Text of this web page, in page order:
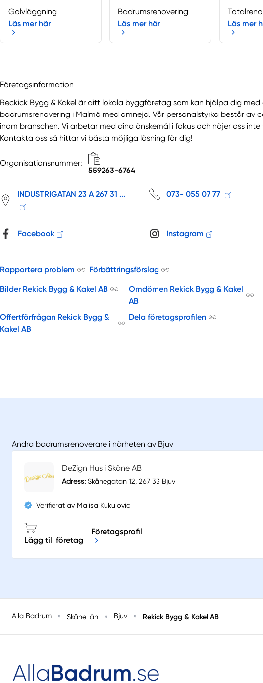
Golvläggning
Läs mer här
Badrumsrenovering
Läs mer här
Läs mer
Företagsinformation
Reckick Bygg & Kakel är ditt lokala byggföretag som kan hjälpa dig
badrumsrenovering i Malmö med omnejd. Vår personalstyrka består av
inom branschen. Vi arbetar med dina önskemål i fokus och nöjer oss
Kontakta oss så hittar vi bästa möjliga lösning för dig!
Organisationsnummer:
559263-6764
INDUSTRIGATAN 23 A 267 31 ... 073- 055 07 77
Facebook Instagram
Rapportera problem Förbättringsförslag
Bilder Rekick Bygg & Kakel AB
Omdömen Rekick Bygg & Kakel
AB
Offertförfrågan Rekick Bygg &
Kakel AB
Dela företagsprofilen
Andra badrumsrenoverare i närheten av Bjuv
DeZign Hus i Skåne AB
Adress: Skånegatan 12, 267 33 Bjuv
Verifierat av Malisa Kukulovic
Lägg till företag
Företagsprofil
Alla Badrum » Skåne län » Bjuv » Rekick Bygg & Kakel AB